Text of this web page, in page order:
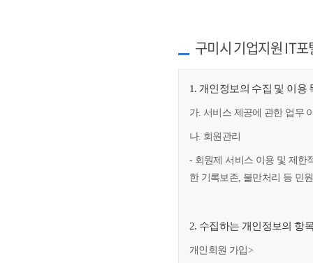
구미시 기업지원 IT
1. 개인정보의 수집 및 이용
가. 서비스 제공에 관한 업무
나. 회원관리
- 회원제 서비스 이용 및 제한
한 기록보존, 불만처리 등 민
2. 수집하는 개인정보의 항
개인회원 가입>